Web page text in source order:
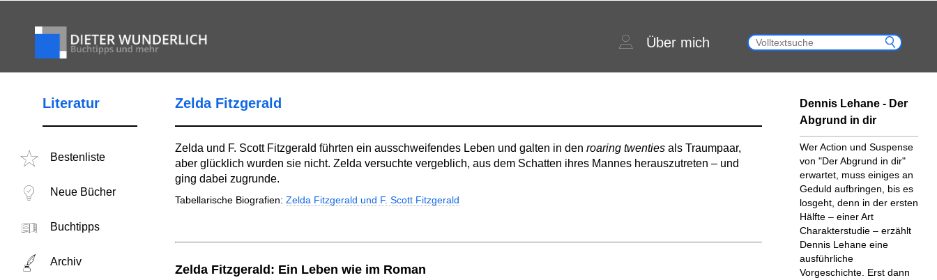
Über mich
Literatur
Bestenliste
Neue Bücher
Buchtipps
Archiv
Zelda Fitzgerald
Zelda und F. Scott Fitzgerald führten ein ausschweifendes Leben und galten in den roaring twentiesals Traumpaar,
aber glücklich wurden sie nicht. Zelda versuchte vergeblich, aus dem Schatten ihres Mannes herauszutreten – und
ging dabei zugrunde.
Tabellarische Biografien: Zelda Fitzgerald und F. Scott Fitzgerald
Zelda Fitzgerald: Ein Leben wie im Roman
Dennis Lehane - Der
Abgrund in dir
Wer Action und Suspense
von "Der Abgrund in dir"
erwartet, muss einiges an
Geduld aufbringen, bis es
losgeht, denn in der ersten
Hälfte – einer Art
Charakterstudie – erzählt
Dennis Lehane eine
ausführliche
Vorgeschichte. Erst dann